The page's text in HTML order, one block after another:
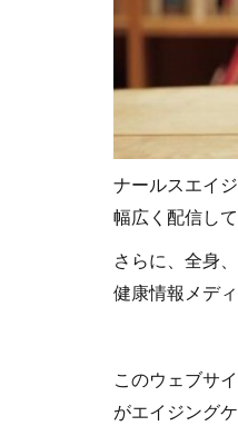
ナールスエイ
幅広く配信し
さらに、全身
健康情報メデ
このウェブサ
がエイジング